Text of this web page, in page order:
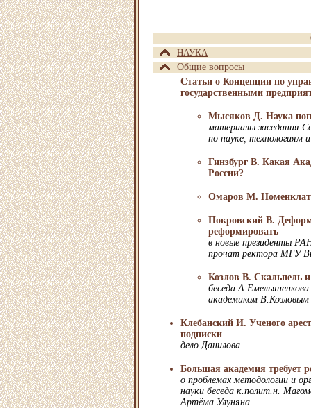
НАУКА
Общие вопросы
Статьи о Концепции по
государственными
Мысяков Д. Наука
материалы заседания
по науке, технологиям
Гинзбург В. Какая
России?
Омаров М.
Покровский В.
реформировать
в новые президенты
прочат ректора МГУ
Козлов В. Скальпель
беседа
академиком В.Козловым
Клебанский И. Ученого
подписки
дело Данилова
Большая академия требует
о проблемах методологии и
науки беседа к.полит.н.
Артёма Улуняна